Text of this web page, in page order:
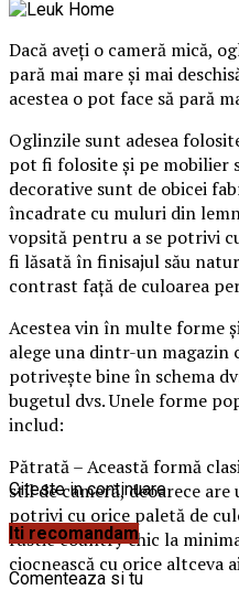
Dacă aveți o cameră mică,
pară mai mare și mai
acestea o pot face să pară
Oglinzile sunt adesea
pot fi folosite și pe mobilier
decorative sunt de obicei
încadrate cu muluri din
vopsită pentru a se potrivi
fi lăsată în finisajul său
contrast față de culoarea
Acestea vin în multe forme
alege una dintr-un magazin
potrivește bine în schema
bugetul dvs. Unele forme
includ:
Pătrată – Această formă
stil de cameră, deoarece are
potrivi cu orice paletă de
rustic country chic la
ciocnească cu orice altceva
Citeste in continuare
Iti recomandam
Comenteaza si tu